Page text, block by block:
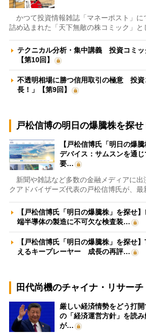
かつて投資情報雑誌「マネーポスト」に
詰め込まれた「天下無敵の株コミック」と
テクニカル分析・集中講義 投資コミッ
【第10回】
不透明相場に勝つ信用取引の極意 投資
長！」【第9回】
戸松信博の明日の爆騰株を探せ
【戸松信博氏「明日の爆
デバイス：サムスンを通
要…
新聞や雑誌など多数の金融メディアに出
クアドバイザーズ代表の戸松信博氏が、最
【戸松信博氏「明日の爆騰株」を探せ
端半導体の製造に不可欠な検査装…
【戸松信博氏「明日の爆騰株」を探せ
えるキープレーヤー 成長の再評…
田代尚機のチャイナ・リサーチ
厳しい経済情勢をどう打
の「経済運営方針」を読
が…